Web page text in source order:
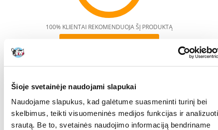
Šioje svetainėje naudojami slapukai
Naudojame slapukus, kad galėtume suasmeninti turinį bei
skelbimus, teikti visuomeninės medijos funkcijas ir analizuoti
srautą. Be to, svetainės naudojimo informaciją bendriname
Recommend
100% KLIENTAI REKOMENDUOJA ŠĮ PRODUKTĄ
Parametrai
PAKUOTĖS SVORIS
20